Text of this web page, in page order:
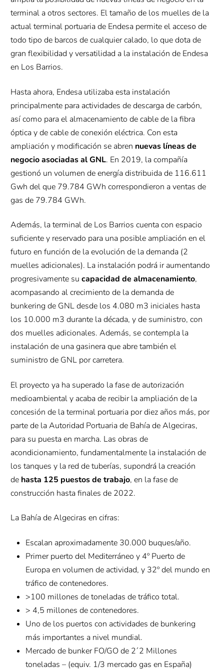
terminal a otros sectores. El tamaño de los muelles de la
actual terminal portuaria de Endesa permite el acceso de
todo tipo de barcos de cualquier calado, lo que dota de
gran flexibilidad y versatilidad a la instalación de Endesa
en Los Barrios.
Hasta ahora, Endesa utilizaba esta instalación
principalmente para actividades de descarga de carbón,
así como para el almacenamiento de cable de la fibra
óptica y de cable de conexión eléctrica. Con esta
ampliación y modificación se abren nuevas líneas de
negocio asociadas al GNL. En 2019, la compañía
gestionó un volumen de energía distribuida de 116.611
Gwh del que 79.784 GWh correspondieron a ventas de
gas de 79.784 GWh.
Además, la terminal de Los Barrios cuenta con espacio
suficiente y reservado para una posible ampliación en el
futuro en función de la evolución de la demanda (2
muelles adicionales). La instalación podrá ir aumentando
progresivamente su capacidad de almacenamiento,
acompasando al crecimiento de la demanda de
bunkering de GNL desde los 4.080 m3 iniciales hasta
los 10.000 m3 durante la década, y de suministro, con
dos muelles adicionales. Además, se contempla la
instalación de una gasinera que abre también el
suministro de GNL por carretera.
El proyecto ya ha superado la fase de autorización
medioambiental y acaba de recibir la ampliación de la
concesión de la terminal portuaria por diez años más, por
parte de la Autoridad Portuaria de Bahía de Algeciras,
para su puesta en marcha. Las obras de
acondicionamiento, fundamentalmente la instalación de
los tanques y la red de tuberías, supondrá la creación
de hasta 125 puestos de trabajo, en la fase de
construcción hasta finales de 2022.
La Bahía de Algeciras en cifras:
Escalan aproximadamente 30.000 buques/año.
Primer puerto del Mediterráneo y 4º Puerto de
Europa en volumen de actividad, y 32º del mundo en
tráfico de contenedores.
>100 millones de toneladas de tráfico total.
> 4,5 millones de contenedores.
Uno de los puertos con actividades de bunkering
más importantes a nivel mundial.
Mercado de bunker FO/GO de 2´2 Millones
toneladas – (equiv. 1/3 mercado gas en España)